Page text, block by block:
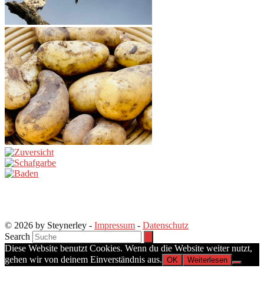
© 2026 by Steynerley - Impressum - Datenschutz
Search
Diese Website benutzt Cookies. Wenn du die Website weiter nutzt,
gehen wir von deinem Einverständnis aus. OK Weiterlesen